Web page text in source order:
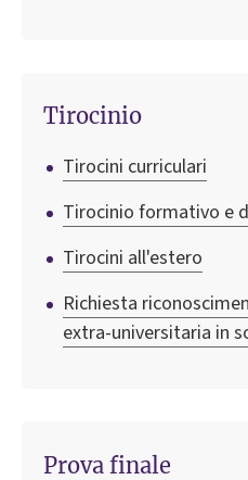
Tirocinio
Tirocini curriculari
Tirocinio formativo e
Tirocini all'estero
Richiesta
extra-universitaria in
Prova finale